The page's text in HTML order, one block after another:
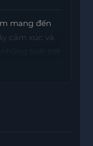
mang đến
cảm xúc và
một hành
phải đối
Hồn là một